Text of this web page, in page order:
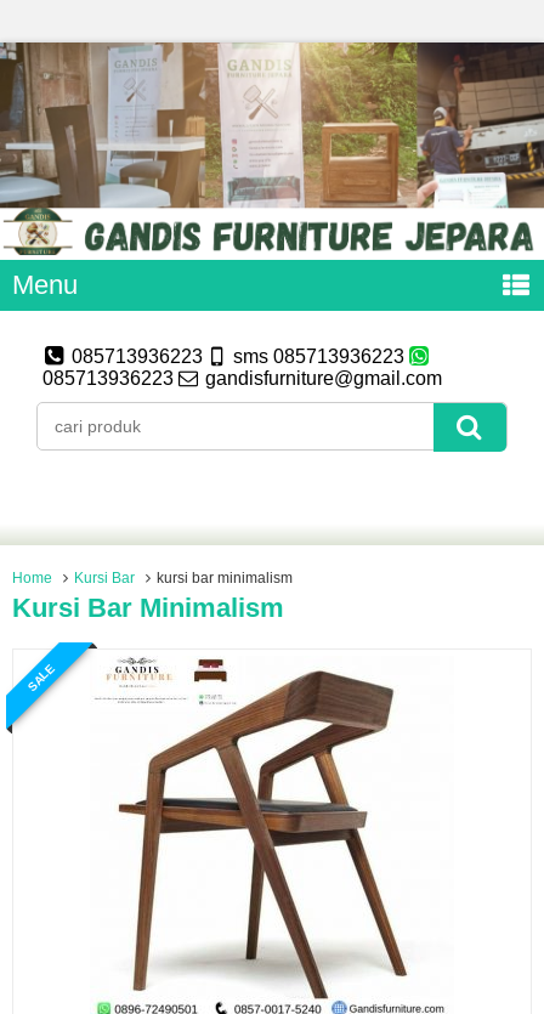
Menu
085713936223
sms 085713936223
085713936223
gandisfurniture@gmail.com
Home Kursi Bar kursi bar minimalism
Kursi Bar Minimalism
SALE